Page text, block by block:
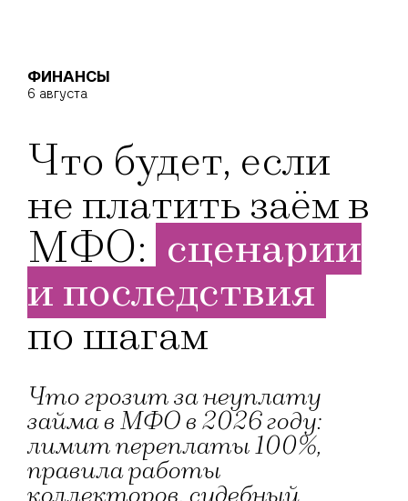
ФИНАНСЫ
6 августа
Что будет, если
не платить заём в
МФО: сценарии
и последствия
по шагам
Что грозит за неуплату
займа в МФО в 2026 году:
лимит переплаты 100%,
правила работы